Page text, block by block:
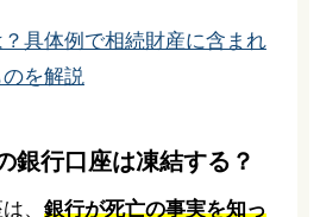
具体例で相続財産に含まれ
を解説
銀行口座は凍結する？
、 銀行が死亡の事実を知っ